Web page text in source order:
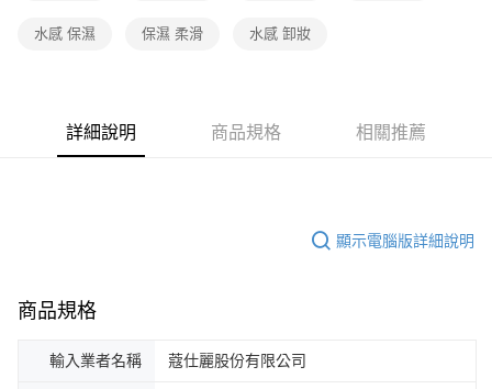
水感 保濕 保濕 柔滑 水感 卸妝
詳細說明 商品規格 相關推薦
顯示電腦版詳細說明
商品規格
輸入業者名稱 蔻仕麗股份有限公司